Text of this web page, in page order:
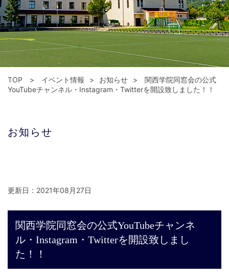
TOP イベント情報 お知らせ
関西学院同窓会の公式
YouTubeチャンネル・Instagram・Twitterを開設致しました！！
お知らせ
更新日：2021年08月27日
関西学院同窓会の公式YouTubeチャンネ
ル・Instagram・Twitterを開設致しまし
た！！